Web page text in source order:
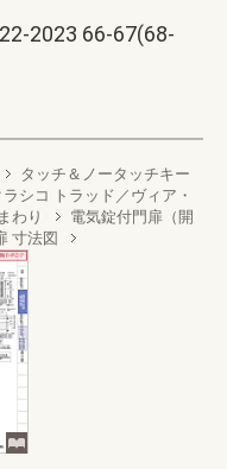
2023 66-67(68-
タッチ＆ノータッチキー
シコ トラッド／ヴィア・
わり
電気錠付門扉（開
寸法図